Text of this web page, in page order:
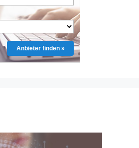
Anbieter finden »